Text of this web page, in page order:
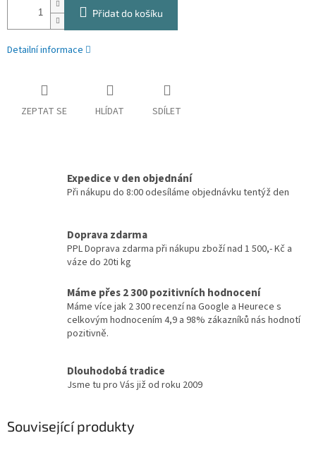
Přidat do košíku
Detailní informace
ZEPTAT SE HLÍDAT SDÍLET
Expedice v den objednání
Při nákupu do 8:00 odesíláme objednávku tentýž den
Doprava zdarma
PPL Doprava zdarma při nákupu zboží nad 1 500,- Kč a
váze do 20ti kg
Máme přes 2 300 pozitivních hodnocení
Máme více jak 2 300 recenzí na Google a Heurece s
celkovým hodnocením 4,9 a 98% zákazníků nás hodnotí
pozitivně.
Dlouhodobá tradice
Jsme tu pro Vás již od roku 2009
Související produkty